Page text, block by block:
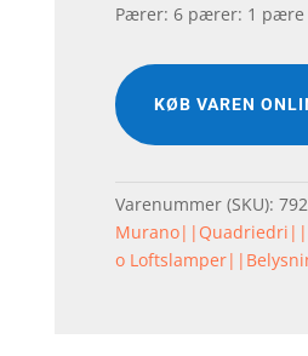
Pærer: 6 pærer: 1 pære
KØB VAREN
Varenummer (SKU):
o